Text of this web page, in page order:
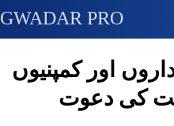
GWADAR PRO
اور کمپنیوں